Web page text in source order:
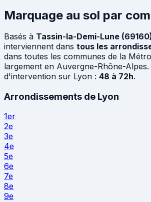
Marquage au sol par
Basés à Tassin-la-Demi-Lune
interviennent dans tous les
dans toutes les communes de la
largement en Auvergne-Rhône-
d'intervention sur Lyon : 48 à 72h.
Arrondissements de Lyon
1er
2e
3e
4e
5e
6e
7e
8e
9e